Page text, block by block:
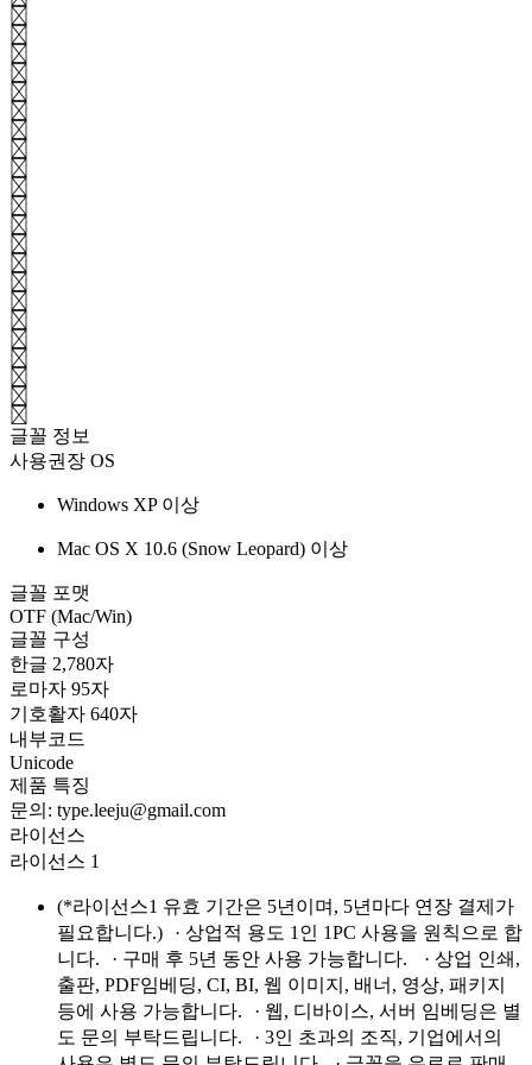
(
)
_
+
{
}
|
:
"
<
>
?
₩
-
=
[
]
\
;
'
.
/
글꼴 정보
사용권장 OS
Windows XP 이상
Mac OS X 10.6 (Snow Leopard) 이상
글꼴 포맷
OTF (Mac/Win)
글꼴 구성
한글 2,780자
로마자 95자
기호활자 640자
내부코드
Unicode
제품 특징
문의: type.leeju@gmail.com
라이선스
라이선스 1
(*라이선스1 유효 기간은 5년이며, 5년마다 연장 결제가
필요합니다.) · 상업적 용도 1인 1PC 사용을 원칙으로 합
니다. · 구매 후 5년 동안 사용 가능합니다. · 상업 인쇄,
출판, PDF임베딩, CI, BI, 웹 이미지, 배너, 영상, 패키지
등에 사용 가능합니다. · 웹, 디바이스, 서버 임베딩은 별
도 문의 부탁드립니다. · 3인 초과의 조직, 기업에서의